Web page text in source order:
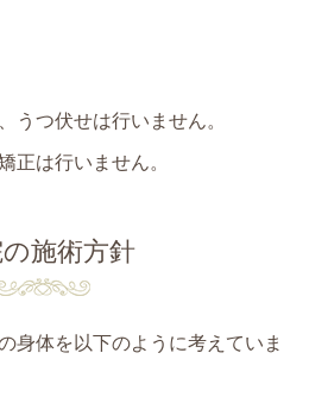
うつ伏せは行いません。
正は行いません。
施術方針
身体を以下のように考えていま